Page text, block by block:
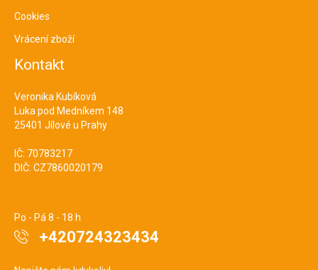
Cookies
Vrácení zboží
Kontakt
Veronika Kubíková
Luka pod Medníkem 148
25401 Jílové u Prahy
IČ: 70783217
DIČ: CZ7860020179
Po - Pá 8 - 18 h
+420724323434